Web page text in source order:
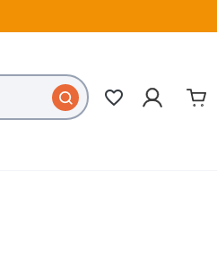
favorite_border